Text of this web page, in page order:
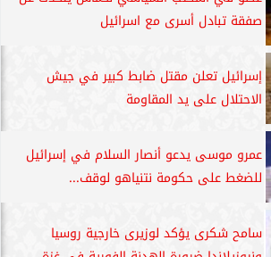
صفقة تبادل أسرى مع اسرائيل
إسرائيل تعلن مقتل ضابط كبير في جيش
الاحتلال على يد المقاومة
عمرو موسى يدعو أنصار السلام في إسرائيل
للضغط على حكومة نتنياهو لوقف...
سامح شكرى يؤكد لوزيرى خارجية روسيا